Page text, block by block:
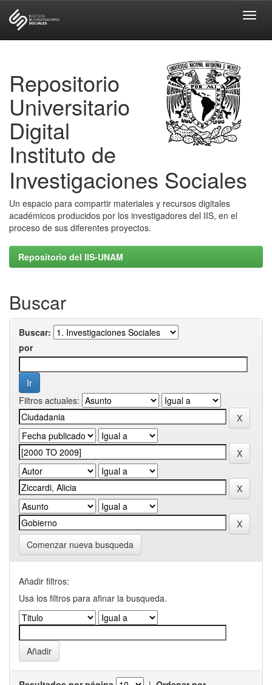
Repositorio
Universitario
Digital
Instituto de
Investigaciones Sociales
Un espacio para compartir materiales y recursos digitales
académicos producidos por los investigadores del IIS, en el
proceso de sus diferentes proyectos.
Repositorio del IIS-UNAM
Buscar
Buscar:
por
Filtros actuales:
Comenzar nueva busqueda
Añadir filtros:
Usa los filtros para afinar la busqueda.